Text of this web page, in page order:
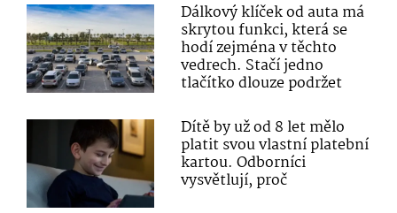
Dálkový klíček od auta má
skrytou funkci, která se
hodí zejména v těchto
vedrech. Stačí jedno
tlačítko dlouze podržet
Dítě by už od 8 let mělo
platit svou vlastní platební
kartou. Odborníci
vysvětlují, proč